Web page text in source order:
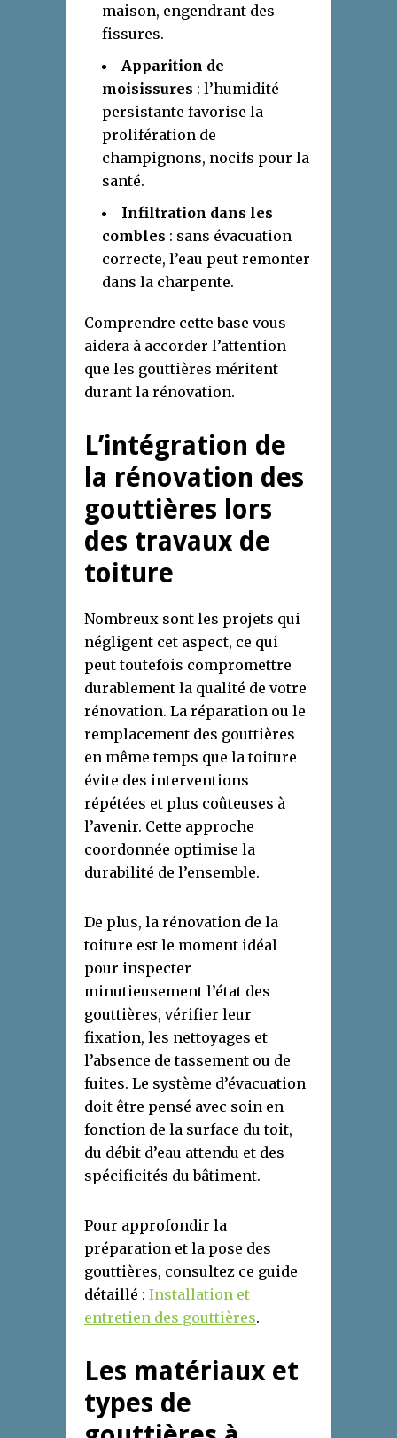
maison, engendrant des
fissures.
Apparition de
moisissures : l’humidité
persistante favorise la
prolifération de
champignons, nocifs pour la
santé.
Infiltration dans les
combles : sans évacuation
correcte, l’eau peut remonter
dans la charpente.
Comprendre cette base vous
aidera à accorder l’attention
que les gouttières méritent
durant la rénovation.
L’intégration de
la rénovation des
gouttières lors
des travaux de
toiture
Nombreux sont les projets qui
négligent cet aspect, ce qui
peut toutefois compromettre
durablement la qualité de votre
rénovation. La réparation ou le
remplacement des gouttières
en même temps que la toiture
évite des interventions
répétées et plus coûteuses à
l’avenir. Cette approche
coordonnée optimise la
durabilité de l’ensemble.
De plus, la rénovation de la
toiture est le moment idéal
pour inspecter
minutieusement l’état des
gouttières, vérifier leur
fixation, les nettoyages et
l’absence de tassement ou de
fuites. Le système d’évacuation
doit être pensé avec soin en
fonction de la surface du toit,
du débit d’eau attendu et des
spécificités du bâtiment.
Pour approfondir la
préparation et la pose des
gouttières, consultez ce guide
détaillé : Installation et
entretien des gouttières.
Les matériaux et
types de